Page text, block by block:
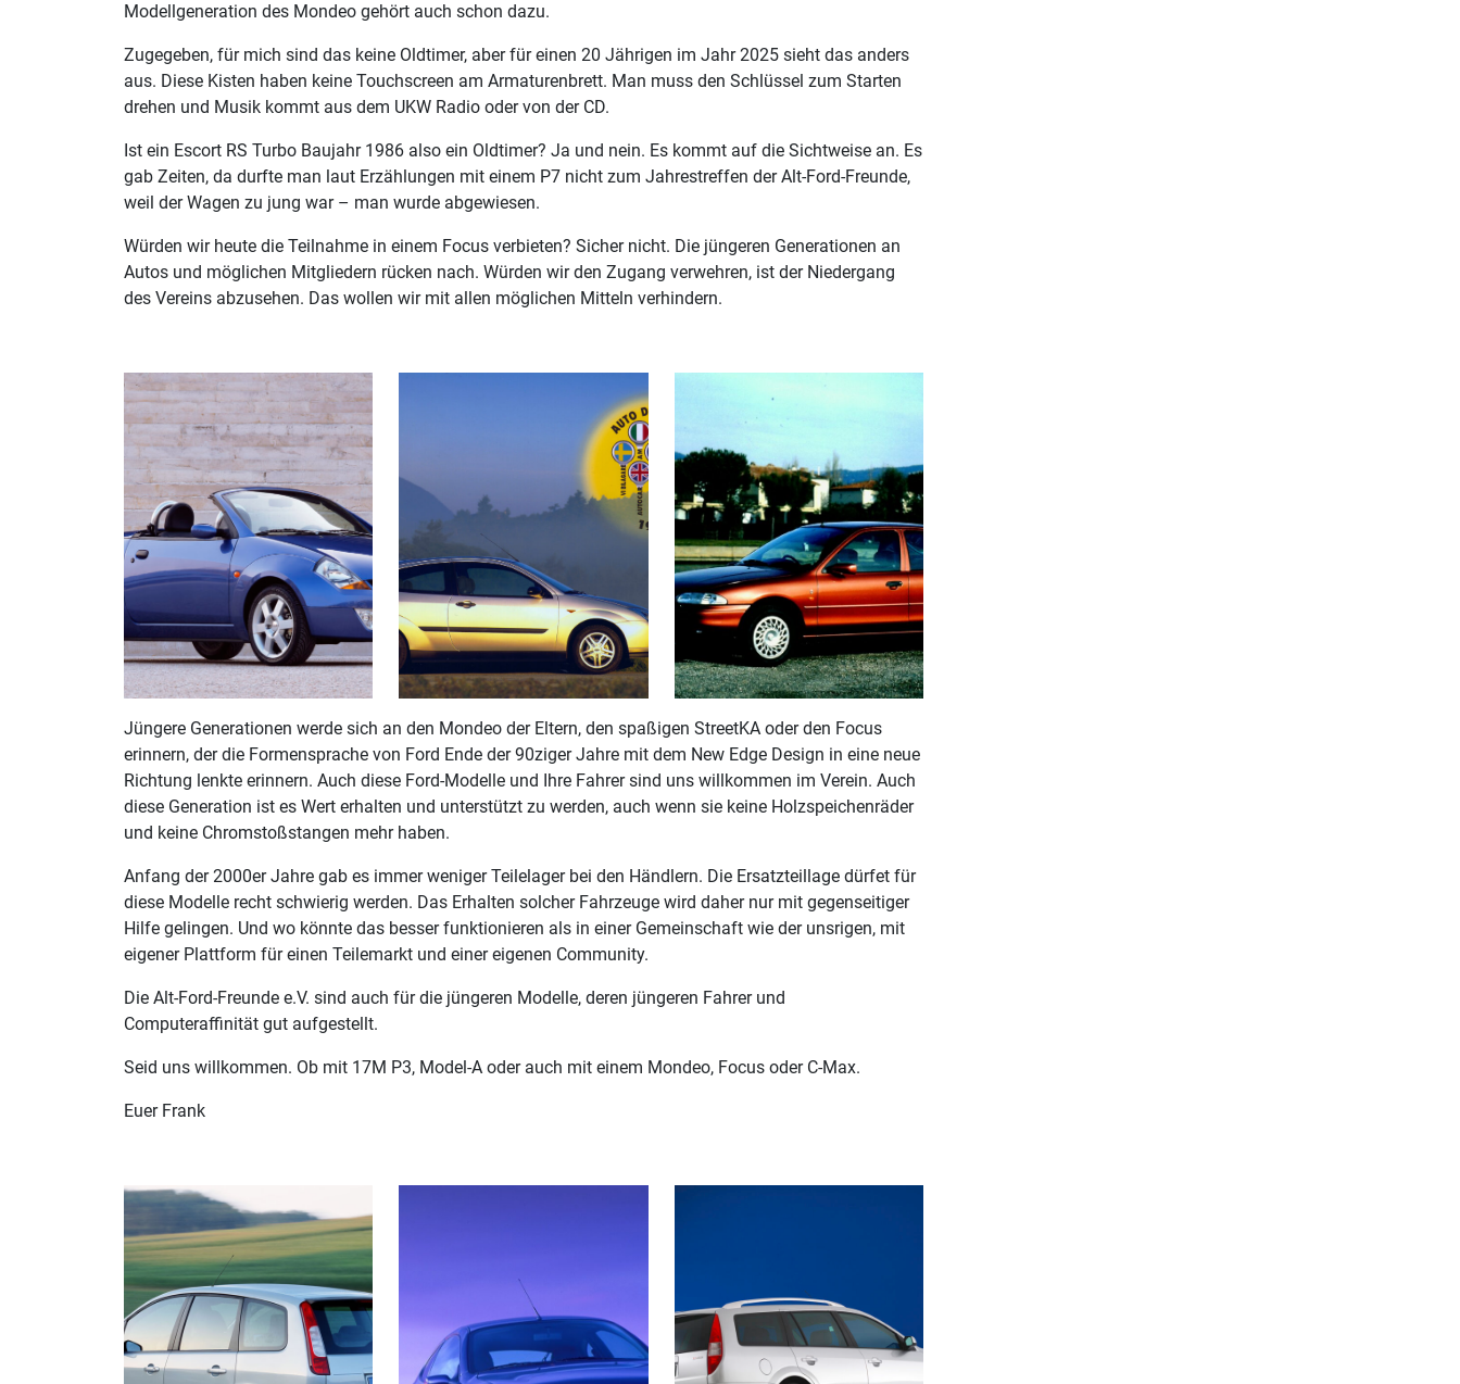
Modellgeneration des Mondeo gehört auch schon dazu.
Zugegeben, für mich sind das keine Oldtimer, aber für einen 20 Jährigen im Jahr 2025 sieht das anders
aus. Diese Kisten haben keine Touchscreen am Armaturenbrett. Man muss den Schlüssel zum Starten
drehen und Musik kommt aus dem UKW Radio oder von der CD.
Ist ein Escort RS Turbo Baujahr 1986 also ein Oldtimer? Ja und nein. Es kommt auf die Sichtweise an. Es
gab Zeiten, da durfte man laut Erzählungen mit einem P7 nicht zum Jahrestreffen der Alt-Ford-Freunde,
weil der Wagen zu jung war – man wurde abgewiesen.
Würden wir heute die Teilnahme in einem Focus verbieten? Sicher nicht. Die jüngeren Generationen an
Autos und möglichen Mitgliedern rücken nach. Würden wir den Zugang verwehren, ist der Niedergang
des Vereins abzusehen. Das wollen wir mit allen möglichen Mitteln verhindern.
Jüngere Generationen werde sich an den Mondeo der Eltern, den spaßigen StreetKA oder den Focus
erinnern, der die Formensprache von Ford Ende der 90ziger Jahre mit dem New Edge Design in eine neue
Richtung lenkte erinnern. Auch diese Ford-Modelle und Ihre Fahrer sind uns willkommen im Verein. Auch
diese Generation ist es Wert erhalten und unterstützt zu werden, auch wenn sie keine Holzspeichenräder
und keine Chromstoßstangen mehr haben.
Anfang der 2000er Jahre gab es immer weniger Teilelager bei den Händlern. Die Ersatzteillage dürfet für
diese Modelle recht schwierig werden. Das Erhalten solcher Fahrzeuge wird daher nur mit gegenseitiger
Hilfe gelingen. Und wo könnte das besser funktionieren als in einer Gemeinschaft wie der unsrigen, mit
eigener Plattform für einen Teilemarkt und einer eigenen Community.
Die Alt-Ford-Freunde e.V. sind auch für die jüngeren Modelle, deren jüngeren Fahrer und
Computeraffinität gut aufgestellt.
Seid uns willkommen. Ob mit 17M P3, Model-A oder auch mit einem Mondeo, Focus oder C-Max.
Euer Frank